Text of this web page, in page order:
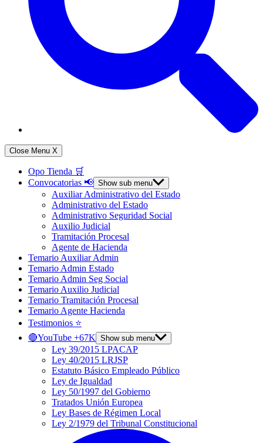
Close Menu X
Opo Tienda 🛒
Convocatorias 📢 Show sub menu
Auxiliar Administrativo del Estado
Administrativo del Estado
Administrativo Seguridad Social
Auxilio Judicial
Tramitación Procesal
Agente de Hacienda
Temario Auxiliar Admin
Temario Admin Estado
Temario Admin Seg Social
Temario Auxilio Judicial
Temario Tramitación Procesal
Temario Agente Hacienda
Testimonios ⭐️
🔴YouTube +67K Show sub menu
Ley 39/2015 LPACAP
Ley 40/2015 LRJSP
Estatuto Básico Empleado Público
Ley de Igualdad
Ley 50/1997 del Gobierno
Tratados Unión Europea
Ley Bases de Régimen Local
Ley 2/1979 del Tribunal Constitucional